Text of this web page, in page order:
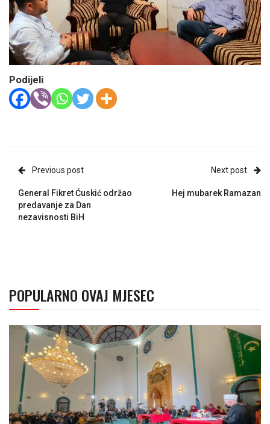
Podijeli
Previous post
General Fikret Ćuskić održao
predavanje za Dan
nezavisnosti BiH
Next post
Hej mubarek Ramazan
POPULARNO OVAJ MJESEC